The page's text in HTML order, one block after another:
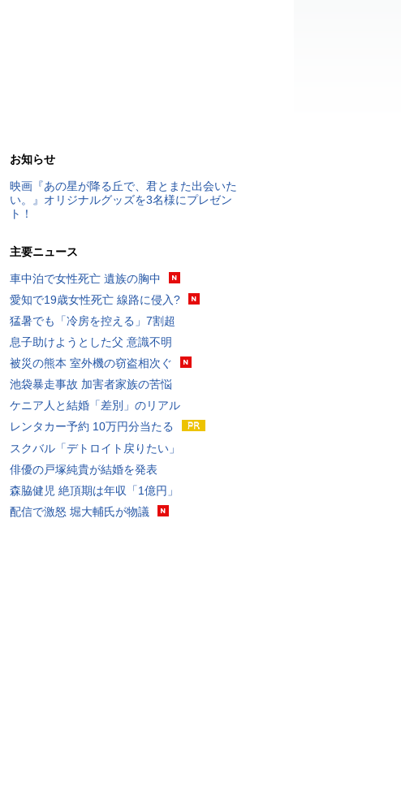
お知らせ
映画『あの星が降る丘で、君とまた出会いた
い。』オリジナルグッズを3名様にプレゼン
ト！
主要ニュース
車中泊で女性死亡 遺族の胸中
愛知で19歳女性死亡 線路に侵入?
猛暑でも「冷房を控える」7割超
息子助けようとした父 意識不明
被災の熊本 室外機の窃盗相次ぐ
池袋暴走事故 加害者家族の苦悩
ケニア人と結婚「差別」のリアル
レンタカー予約 10万円分当たる
スクバル「デトロイト戻りたい」
俳優の戸塚純貴が結婚を発表
森脇健児 絶頂期は年収「1億円」
配信で激怒 堀大輔氏が物議